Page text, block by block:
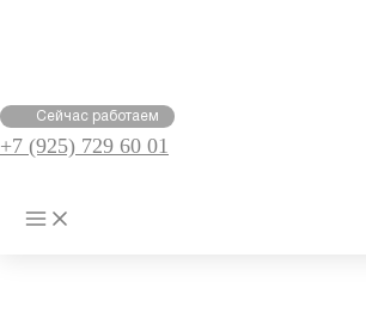
Сейчас работаем
+7 (925) 729 60 01
1-2 ЧЕЛОВЕКА